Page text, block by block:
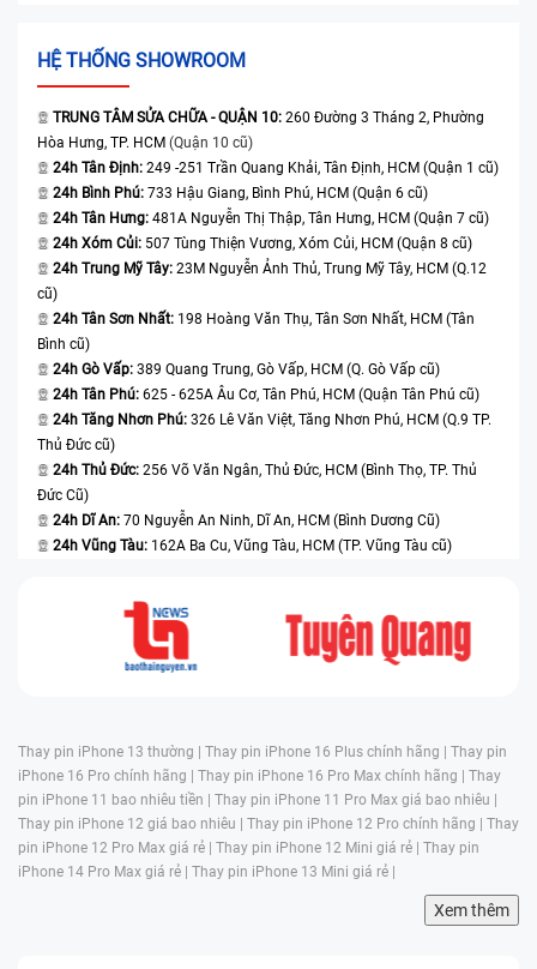
HỆ THỐNG SHOWROOM
TRUNG TÂM SỬA CHỮA - QUẬN 10: 260 Đường 3 Tháng 2, Phường
Hòa Hưng, TP. HCM (Quận 10 cũ)
24h Tân Định: 249 -251 Trần Quang Khải, Tân Định, HCM (Quận 1 cũ)
24h Bình Phú: 733 Hậu Giang, Bình Phú, HCM (Quận 6 cũ)
24h Tân Hưng: 481A Nguyễn Thị Thập, Tân Hưng, HCM (Quận 7 cũ)
24h Xóm Củi: 507 Tùng Thiện Vương, Xóm Củi, HCM (Quận 8 cũ)
24h Trung Mỹ Tây: 23M Nguyễn Ảnh Thủ, Trung Mỹ Tây, HCM (Q.12
cũ)
24h Tân Sơn Nhất: 198 Hoàng Văn Thụ, Tân Sơn Nhất, HCM (Tân
Bình cũ)
24h Gò Vấp: 389 Quang Trung, Gò Vấp, HCM (Q. Gò Vấp cũ)
24h Tân Phú: 625 - 625A Âu Cơ, Tân Phú, HCM (Quận Tân Phú cũ)
24h Tăng Nhơn Phú: 326 Lê Văn Việt, Tăng Nhơn Phú, HCM (Q.9 TP.
Thủ Đức cũ)
24h Thủ Đức: 256 Võ Văn Ngân, Thủ Đức, HCM (Bình Thọ, TP. Thủ
Đức Cũ)
24h Dĩ An: 70 Nguyễn An Ninh, Dĩ An, HCM (Bình Dương Cũ)
24h Vũng Tàu: 162A Ba Cu, Vũng Tàu, HCM (TP. Vũng Tàu cũ)
Thay pin iPhone 13 thường | Thay pin iPhone 16 Plus chính hãng | Thay pin
iPhone 16 Pro chính hãng | Thay pin iPhone 16 Pro Max chính hãng | Thay
pin iPhone 11 bao nhiêu tiền | Thay pin iPhone 11 Pro Max giá bao nhiêu |
Thay pin iPhone 12 giá bao nhiêu | Thay pin iPhone 12 Pro chính hãng | Thay
pin iPhone 12 Pro Max giá rẻ | Thay pin iPhone 12 Mini giá rẻ | Thay pin
iPhone 14 Pro Max giá rẻ | Thay pin iPhone 13 Mini giá rẻ |
Xem thêm